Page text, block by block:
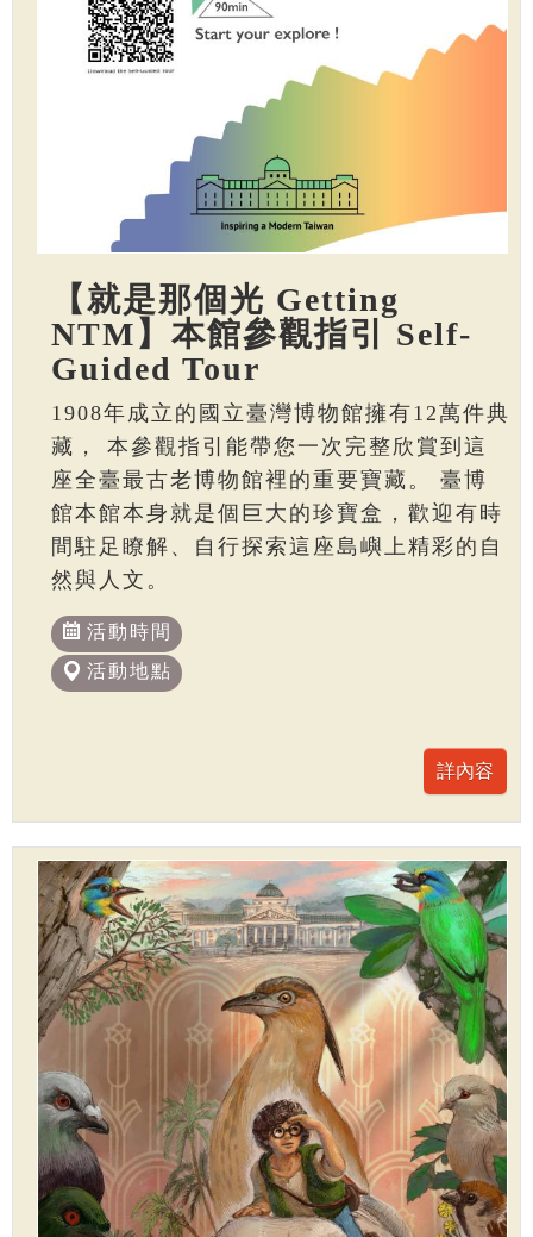
【就是那個光 Getting
NTM】本館參觀指引 Self-
Guided Tour
1908年成立的國立臺灣博物館擁有12萬件典
藏， 本參觀指引能帶您一次完整欣賞到這
座全臺最古老博物館裡的重要寶藏。 臺博
館本館本身就是個巨大的珍寶盒，歡迎有時
間駐足瞭解、自行探索這座島嶼上精彩的自
然與人文。
活動時間
活動地點